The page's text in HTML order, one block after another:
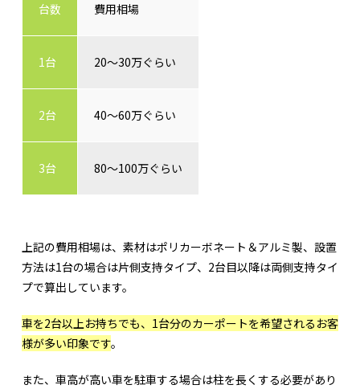
台数 費用相場
1台 20～30万ぐらい
2台 40～60万ぐらい
3台 80～100万ぐらい
上記の費用相場は、素材はポリカーボネート＆アルミ製、設置
方法は1台の場合は片側支持タイプ、2台目以降は両側支持タイ
プで算出しています。
車を2台以上お持ちでも、1台分のカーポートを希望されるお客
様が多い印象です。
また、車高が高い車を駐車する場合は柱を長くする必要があり